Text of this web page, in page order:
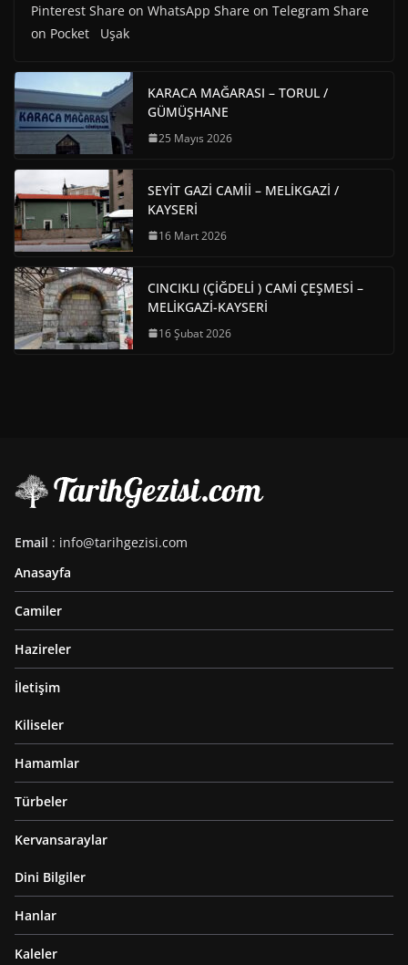
Pinterest Share on WhatsApp Share on Telegram Share
on Pocket Uşak
KARACA MAĞARASI – TORUL /
GÜMÜŞHANE
25 Mayıs 2026
SEYİT GAZİ CAMİİ – MELİKGAZİ /
KAYSERİ
16 Mart 2026
CINCIKLI (ÇİĞDELİ ) CAMİ ÇEŞMESİ –
MELİKGAZİ-KAYSERİ
16 Şubat 2026
Email : info@tarihgezisi.com
Anasayfa
Camiler
Hazireler
İletişim
Kiliseler
Hamamlar
Türbeler
Kervansaraylar
Dini Bilgiler
Hanlar
Kaleler